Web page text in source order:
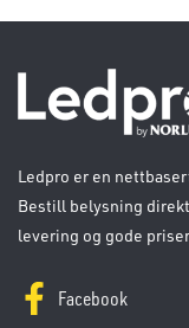
Ledpro er en
Bestill belysning
levering og gode
Facebook